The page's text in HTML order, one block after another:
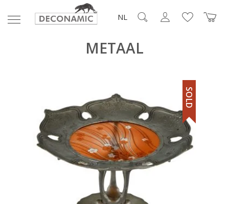
NL
METAAL
SOLD